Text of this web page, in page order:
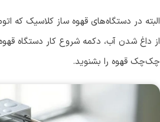
البته در دستگاه‌های قهوه ساز کلاسیک که
از داغ شدن آب، دکمه شروع کار دستگاه
چک‌چک قهوه را بشنوید.